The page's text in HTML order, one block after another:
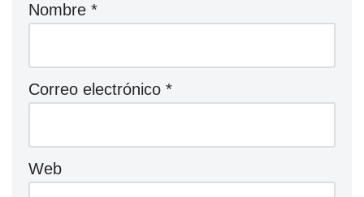
Nombre *
Correo electrónico *
Web